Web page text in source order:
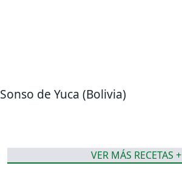
Sonso de Yuca (Bolivia)
VER MÁS RECETAS +